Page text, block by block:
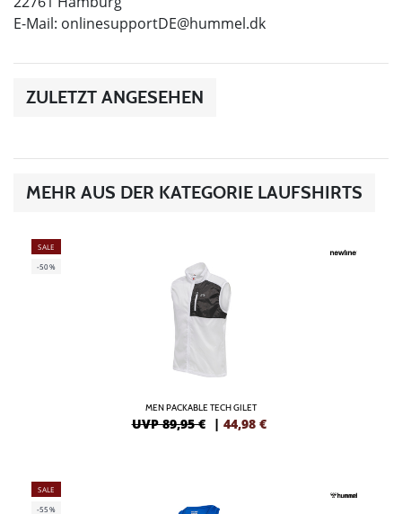
E-Mail: onlinesupportDE@hummel.dk
ZULETZT ANGESEHEN
MEHR AUS DER KATEGORIE LAUFSHIRTS
SALE
-50%
MEN PACKABLE TECH GILET
UVP 89,95 € | 44,98 €
SALE
-55%